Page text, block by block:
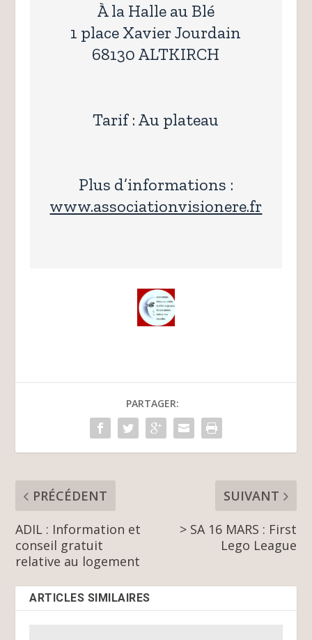
À la Halle au Blé
1 place Xavier Jourdain
68130 ALTKIRCH
Tarif : Au plateau
Plus d’informations :
www.associationvisionere.fr
PARTAGER:
PRÉCÉDENT
ADIL : Information et
conseil gratuit
relative au logement
SUIVANT
> SA 16 MARS : First
Lego League
ARTICLES SIMILAIRES